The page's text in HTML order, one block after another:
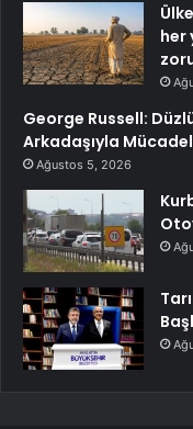
her
George Russell:
Arkadaşıyla
Ağustos 5, 2026